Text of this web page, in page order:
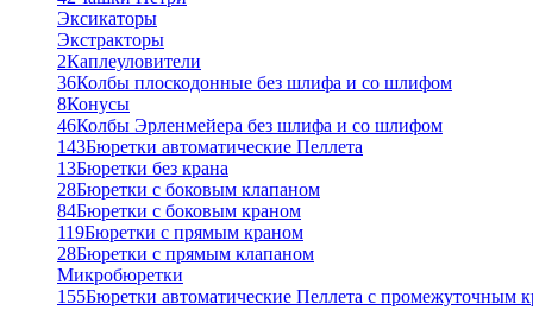
Эксикаторы
Экстракторы
2Каплеуловители
36Колбы плоскодонные без шлифа и со шлифом
8Конусы
46Колбы Эрленмейера без шлифа и со шлифом
143Бюретки автоматические Пеллета
13Бюретки без крана
28Бюретки с боковым клапаном
84Бюретки с боковым краном
119Бюретки с прямым краном
28Бюретки с прямым клапаном
Микробюретки
155Бюретки автоматические Пеллета с промежуточным